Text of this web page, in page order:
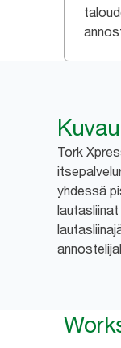
Tork
yhdessä
lautasliinat